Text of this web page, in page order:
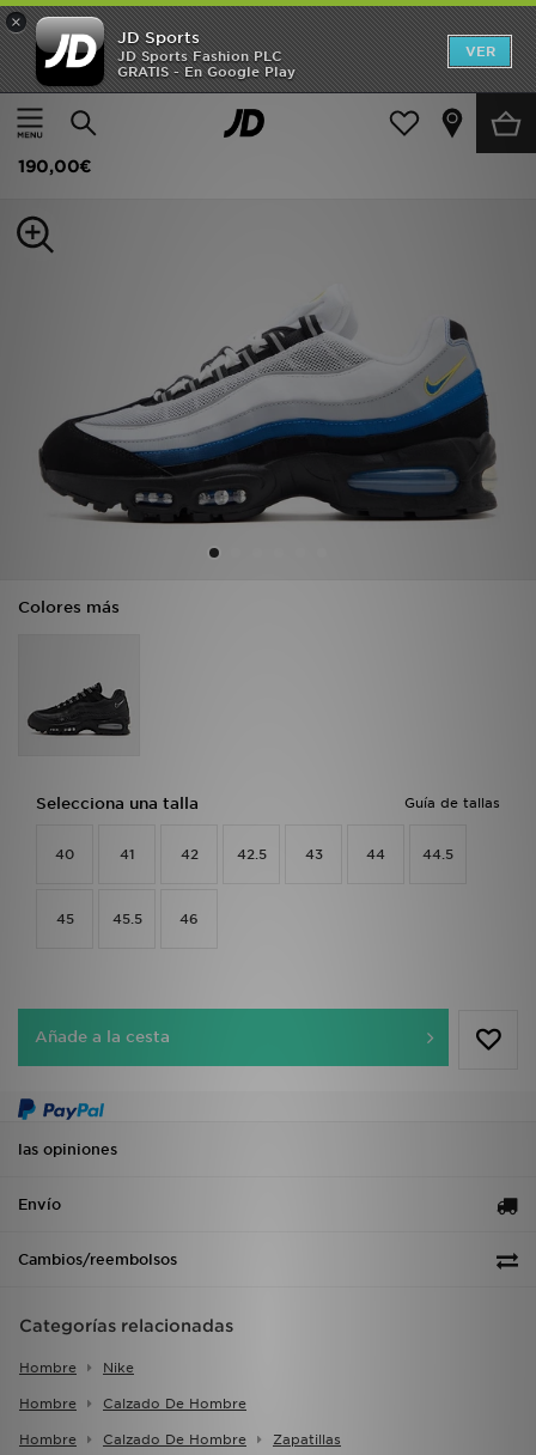
×
JD Sports
JD Sports Fashion PLC
GRATIS - En Google Play
VER
Página principal
Hombre Calzado de hombre Zapatillas
Nike Air Max 95
190,00€
Colores más
Guía de tallas
Selecciona una talla
40 41 42 42.5 43 44 44.5
45 45.5 46
Añade a la cesta
las opiniones
Envío
Cambios/reembolsos
Categorías relacionadas
Hombre Nike
Hombre Calzado De Hombre
Hombre Calzado De Hombre Zapatillas
Hombre
Mujer
Estilo
JD Fútbol
Ofertas